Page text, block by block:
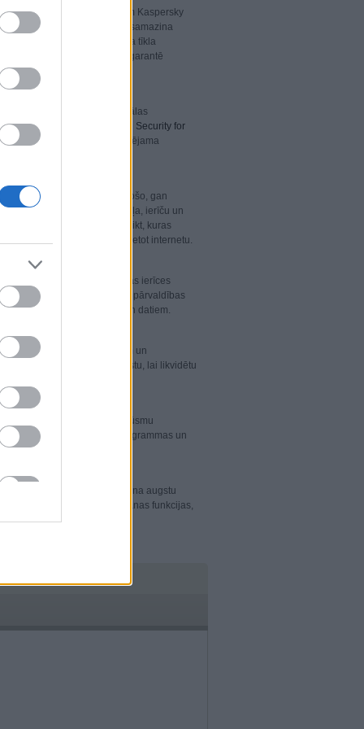
pārvaldīšana. Risinājumam Kaspersky
jūsu IT komandas darbu un samazina
sastāda jūsu uzņēmuma tīkla
labojumu administrēšanu, garantē
ir izraisījusi konfidenciālas
Kaspersky Total Security for
ir daudz mazāk iespējama
efektīvi kontrolēt gan ienākošo, gan
iespēju pārvaldīt tīmekļa, ierīču un
IT darbiniekiem viegli noteikt, kuras
jūsu darbiniekiem atļauts lietot internetu.
viņu personīgās mobilās ierīces
drošības un mobilo ierīču pārvaldības
jūsu uzņēmuma sistēmām un datiem.
serveriem pret vīrusiem un
inteliģenti filtrē surogātpastu, lai likvidētu
kas aizsargā tīmekļa datplūsmu
likvidē kaitīgās programmas un
– šis risinājums nodrošina augstu
ir satura un failu filtrēšanas funkcijas,
jūsu sistēmās.